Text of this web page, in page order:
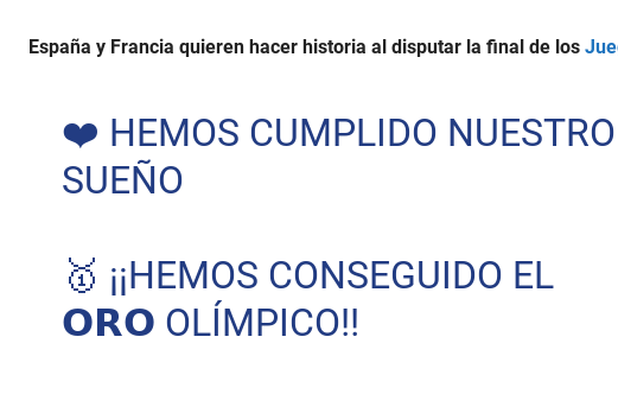
España y Francia quieren hacer historia al disputar la final de los
❤️ HEMOS CUMPLIDO NUESTRO
SUEÑO
🥇 ¡¡HEMOS CONSEGUIDO EL
𝗢𝗥𝗢 OLÍMPICO!!